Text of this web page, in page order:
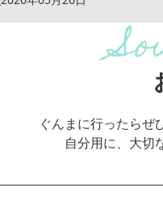
ぐんまに行ったらぜ
自分用に、大切